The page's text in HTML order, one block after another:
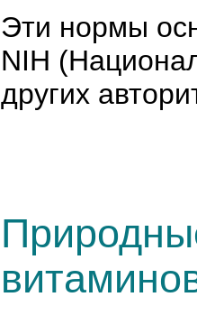
Эти нормы
NIH
других